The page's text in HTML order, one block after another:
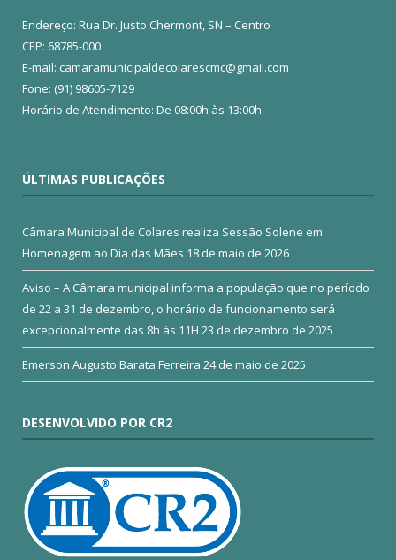
Endereço: Rua Dr. Justo Chermont, SN – Centro
CEP: 68785-000
E-mail: camaramunicipaldecolarescmc@gmail.com
Fone: (91) 98605-7129
Horário de Atendimento: De 08:00h às 13:00h
ÚLTIMAS PUBLICAÇÕES
Câmara Municipal de Colares realiza Sessão Solene em
Homenagem ao Dia das Mães 18 de maio de 2026
Aviso – A Câmara municipal informa a população que no período
de 22 a 31 de dezembro, o horário de funcionamento será
excepcionalmente das 8h às 11H 23 de dezembro de 2025
Emerson Augusto Barata Ferreira 24 de maio de 2025
DESENVOLVIDO POR CR2